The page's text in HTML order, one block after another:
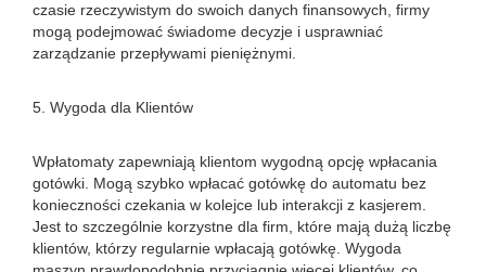
czasie rzeczywistym do swoich danych finansowych, firmy
mogą podejmować świadome decyzje i usprawniać
zarządzanie przepływami pieniężnymi.
5. Wygoda dla Klientów
Wpłatomaty zapewniają klientom wygodną opcję wpłacania
gotówki. Mogą szybko wpłacać gotówkę do automatu bez
konieczności czekania w kolejce lub interakcji z kasjerem.
Jest to szczególnie korzystne dla firm, które mają dużą liczbę
klientów, którzy regularnie wpłacają gotówkę. Wygoda